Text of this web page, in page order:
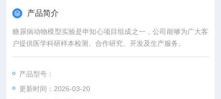
产品简介
糖尿病动物模型实验是申知心项目组成之一，公司能够为广大客
户提供医学科研样本检测、合作研究、开发及生产服务。
产品型号：
更新时间：2026-03-20